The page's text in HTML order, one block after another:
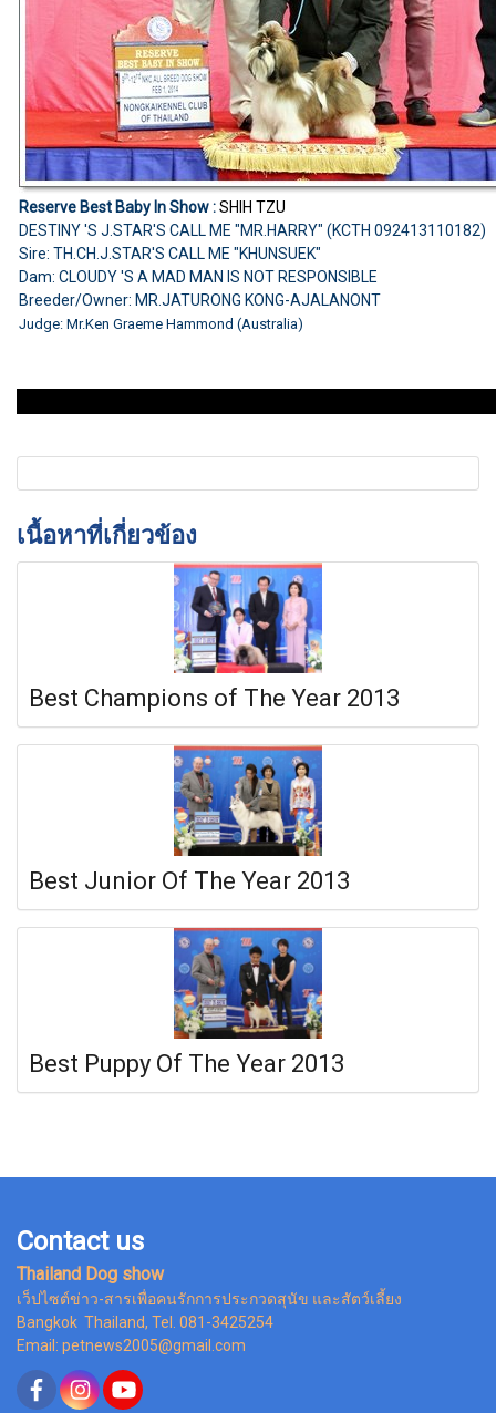
Reserve Best Baby In Show :SHIH TZU
DESTINY 'S J.STAR'S CALL ME "MR.HARRY" (KCTH 092413110182)
Sire: TH.CH.J.STAR'S CALL ME "KHUNSUEK"
Dam: CLOUDY 'S A MAD MAN IS NOT RESPONSIBLE
Breeder/Owner: MR.JATURONG KONG-AJALANONT
Judge: Mr.Ken Graeme Hammond (Australia)
เนื้อหาที่เกี่ยวข้อง
Best Champions of The Year 2013
Best Junior Of The Year 2013
Best Puppy Of The Year 2013
Contact us
Thailand Dog show
เว็ปไซต์ข่าว-สารเพื่อคนรักการประกวดสุนัข และสัตว์เลี้ยง
Bangkok Thailand, Tel. 081-3425254
Email: petnews2005@gmail.com